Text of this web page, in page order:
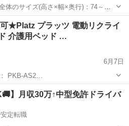
体のサイズ(高さ×幅×奥行)：74～
ッツ」製の電動ベッドです...
ベッド
★Platz プラッツ 電動リクライ
介護用ベッド …
6月7日
PKB-AS2…
Platz
】月収30万↑中型免許ドライバ
定転職